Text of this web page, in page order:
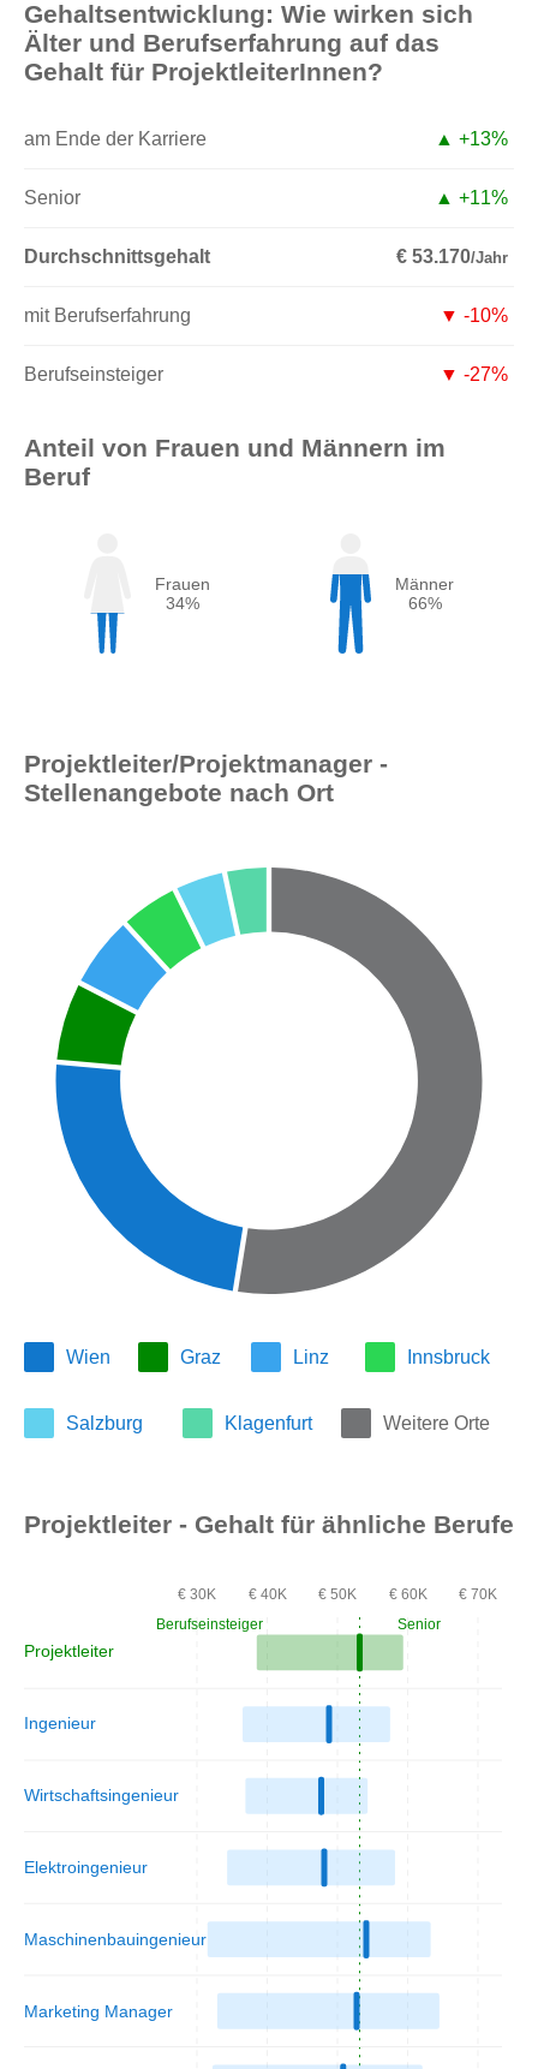
Gehaltsentwicklung: Wie wirken sich
Älter und Berufserfahrung auf das
Gehalt für ProjektleiterInnen?
am Ende der Karriere ▲ +13%
Senior ▲ +11%
Durchschnittsgehalt € 53.170/Jahr
mit Berufserfahrung ▼ -10%
Berufseinsteiger ▼ -27%
Anteil von Frauen und Männern im
Beruf
Frauen
34%
Männer
66%
Projektleiter/Projektmanager -
Stellenangebote nach Ort
Wien Graz Linz Innsbruck
Salzburg Klagenfurt Weitere Orte
Projektleiter - Gehalt für ähnliche Berufe
Projektleiter
Ingenieur
Wirtschaftsingenieur
Elektroingenieur
Maschinenbauingenieur
Marketing Manager
€ 30K € 40K € 50K € 60K € 70K
Berufseinsteiger Senior